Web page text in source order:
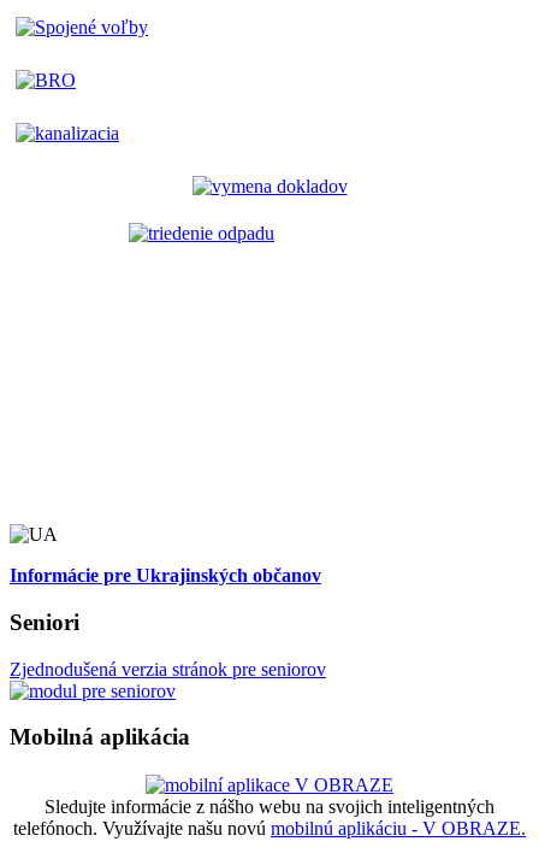
Informácie pre Ukrajinských občanov
Seniori
Zjednodušená verzia stránok pre seniorov
Mobilná aplikácia
Sledujte informácie z nášho webu na svojich inteligentných
telefónoch. Využívajte našu novú mobilnú aplikáciu - V OBRAZE.